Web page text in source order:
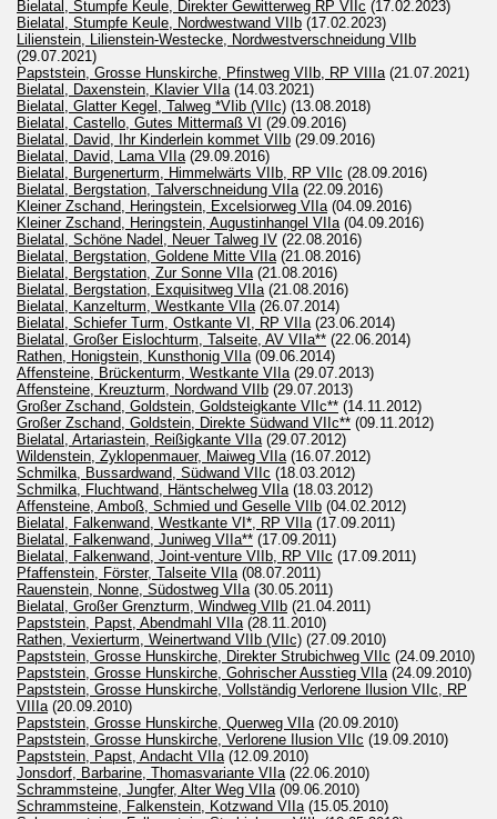
Bielatal, Stumpfe Keule, Direkter Gewitterweg RP VIIc (17.02.2023)
Bielatal, Stumpfe Keule, Nordwestwand VIIb (17.02.2023)
Lilienstein, Lilienstein-Westecke, Nordwestverschneidung VIIb
(29.07.2021)
Papststein, Grosse Hunskirche, Pfinstweg VIIb, RP VIIIa (21.07.2021)
Bielatal, Daxenstein, Klavier VIIa (14.03.2021)
Bielatal, Glatter Kegel, Talweg *VIib (VIIc) (13.08.2018)
Bielatal, Castello, Gutes Mittermaß VI (29.09.2016)
Bielatal, David, Ihr Kinderlein kommet VIIb (29.09.2016)
Bielatal, David, Lama VIIa (29.09.2016)
Bielatal, Burgenerturm, Himmelwärts VIIb, RP VIIc (28.09.2016)
Bielatal, Bergstation, Talverschneidung VIIa (22.09.2016)
Kleiner Zschand, Heringstein, Excelsiorweg VIIa (04.09.2016)
Kleiner Zschand, Heringstein, Augustinhangel VIIa (04.09.2016)
Bielatal, Schöne Nadel, Neuer Talweg IV (22.08.2016)
Bielatal, Bergstation, Goldene Mitte VIIa (21.08.2016)
Bielatal, Bergstation, Zur Sonne VIIa (21.08.2016)
Bielatal, Bergstation, Exquisitweg VIIa (21.08.2016)
Bielatal, Kanzelturm, Westkante VIIa (26.07.2014)
Bielatal, Schiefer Turm, Ostkante VI, RP VIIa (23.06.2014)
Bielatal, Großer Eislochturm, Talseite, AV VIIa** (22.06.2014)
Rathen, Honigstein, Kunsthonig VIIa (09.06.2014)
Affensteine, Brückenturm, Westkante VIIa (29.07.2013)
Affensteine, Kreuzturm, Nordwand VIIb (29.07.2013)
Großer Zschand, Goldstein, Goldsteigkante VIIc** (14.11.2012)
Großer Zschand, Goldstein, Direkte Südwand VIIc** (09.11.2012)
Bielatal, Artariastein, Reißigkante VIIa (29.07.2012)
Wildenstein, Zyklopenmauer, Maiweg VIIa (16.07.2012)
Schmilka, Bussardwand, Südwand VIIc (18.03.2012)
Schmilka, Fluchtwand, Häntschelweg VIIa (18.03.2012)
Affensteine, Amboß, Schmied und Geselle VIIb (04.02.2012)
Bielatal, Falkenwand, Westkante VI*, RP VIIa (17.09.2011)
Bielatal, Falkenwand, Juniweg VIIa** (17.09.2011)
Bielatal, Falkenwand, Joint-venture VIIb, RP VIIc (17.09.2011)
Pfaffenstein, Förster, Talseite VIIa (08.07.2011)
Rauenstein, Nonne, Südostweg VIIa (30.05.2011)
Bielatal, Großer Grenzturm, Windweg VIIb (21.04.2011)
Papststein, Papst, Abendmahl VIIa (28.11.2010)
Rathen, Vexierturm, Weinertwand VIIb (VIIc) (27.09.2010)
Papststein, Grosse Hunskirche, Direkter Strubichweg VIIc (24.09.2010)
Papststein, Grosse Hunskirche, Gohrischer Ausstieg VIIa (24.09.2010)
Papststein, Grosse Hunskirche, Vollständig Verlorene Ilusion VIIc, RP
VIIIa (20.09.2010)
Papststein, Grosse Hunskirche, Querweg VIIa (20.09.2010)
Papststein, Grosse Hunskirche, Verlorene Ilusion VIIc (19.09.2010)
Papststein, Papst, Andacht VIIa (12.09.2010)
Jonsdorf, Barbarine, Thomasvariante VIIa (22.06.2010)
Schrammsteine, Jungfer, Alter Weg VIIa (09.06.2010)
Schrammsteine, Falkenstein, Kotzwand VIIa (15.05.2010)